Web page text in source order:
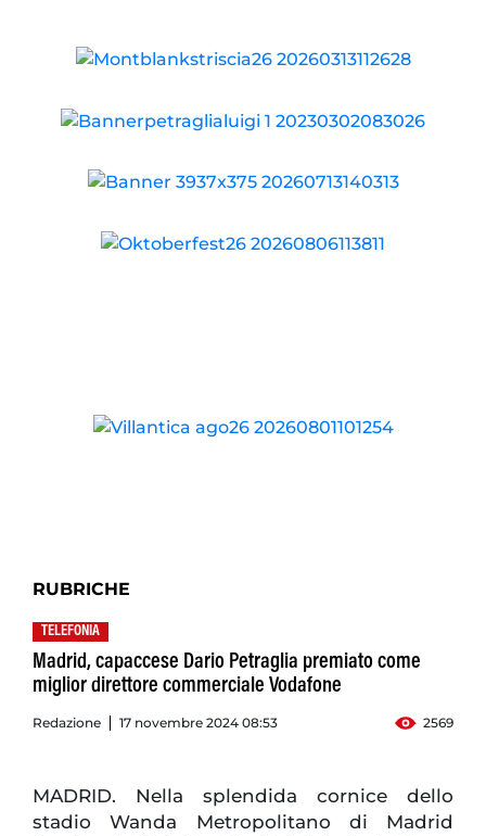
RUBRICHE
TELEFONIA
Madrid, capaccese Dario Petraglia premiato come
miglior direttore commerciale Vodafone
Redazione 17 novembre 2024 08:53 2569
MADRID. Nella splendida cornice dello
stadio Wanda Metropolitano di Madrid